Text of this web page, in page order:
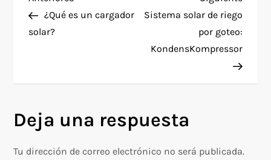
a
g
a
anterior
¿Qué es un cargador
solar?
Sistema solar de riego
por goteo:
KondensKompressor
Deja una respuesta
Tu dirección de correo electrónico no será publicada.